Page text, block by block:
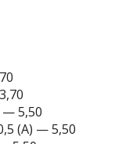
— 5,50
(A) — 5,50